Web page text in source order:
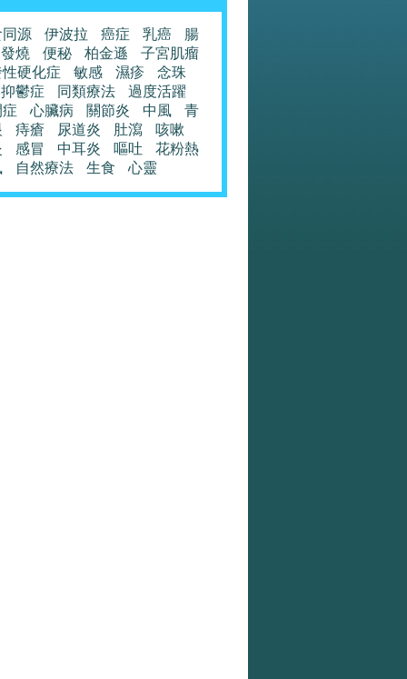
源 伊波拉 癌症 乳癌
腸
發燒
便秘 柏金遜
子宮肌瘤
硬化症
敏感 濕疹
念珠
抑鬱症
同類療法
過度活躍
心臟病 關節炎 中風
青
痔瘡 尿道炎 肚瀉
咳嗽
感冒 中耳炎 嘔吐
花粉熱
自然療法 生食 心靈